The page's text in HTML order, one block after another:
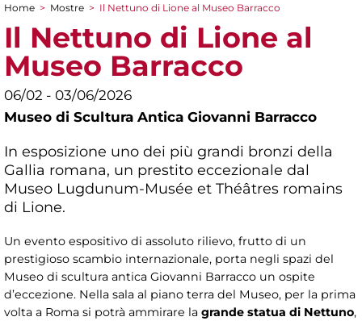
Tu sei qui
Home > Mostre > Il Nettuno di Lione al Museo Barracco
Il Nettuno di Lione al
Museo Barracco
06/02 - 03/06/2026
Museo di Scultura Antica Giovanni Barracco
In esposizione uno dei più grandi bronzi della
Gallia romana, un prestito eccezionale dal
Museo Lugdunum-Musée et Théâtres romains
di Lione.
Un evento espositivo di assoluto rilievo, frutto di un
prestigioso scambio internazionale, porta negli spazi del
Museo di scultura antica Giovanni Barracco un ospite
d’eccezione. Nella sala al piano terra del Museo, per la prima
volta a Roma si potrà ammirare la grande statua di Nettuno,